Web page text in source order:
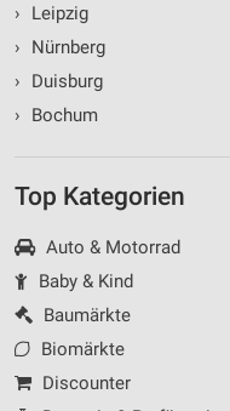
›
Leipzig
›
Nürnberg
›
Duisburg
›
Bochum
Top Kategorien
Auto & Motorrad
Baby & Kind
Baumärkte
Biomärkte
Discounter